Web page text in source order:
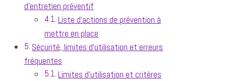
d’entretien préventif
Liste d’actions de prévention à
mettre en place
Sécurité, limites d’utilisation et erreurs
fréquentes
Limites d’utilisation et critères